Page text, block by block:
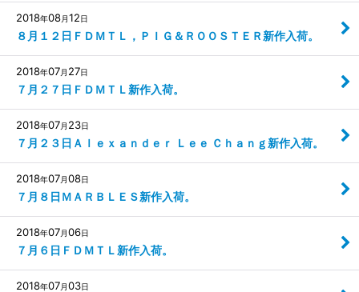
2018年08月12日
８月１２日ＦＤＭＴＬ，ＰＩＧ＆ＲＯＯＳＴＥＲ新作入荷。
2018年07月 27日
７月２７日ＦＤＭＴＬ新作入荷。
2018年07月 23日
７月２３日Ａｌｅｘａｎｄｅｒ Ｌｅｅ Ｃｈａｎｇ新作入荷。
2018年07月08日
７月８日ＭＡＲＢＬＥＳ新作入荷。
2018年07月06日
７月６日ＦＤＭＴＬ新作入荷。
2018年07月03日